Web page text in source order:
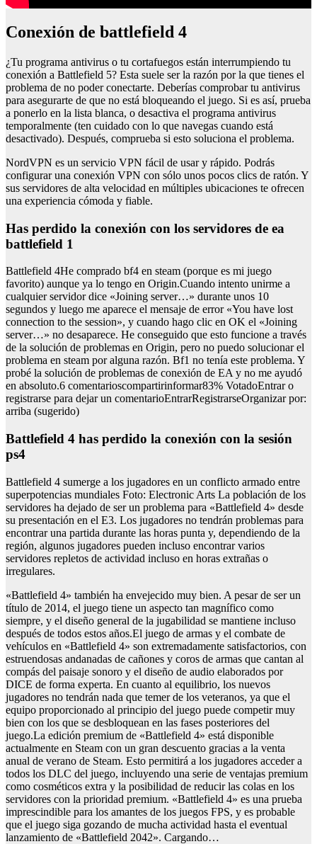
conexión de battlefield 4
¿Tu programa antivirus o tu cortafuegos están interrumpiendo tu
conexión a Battlefield 5? Esta suele ser la razón por la que tienes el
problema de no poder conectarte. Deberías comprobar tu antivirus
para asegurarte de que no está bloqueando el juego. Si es así, prueba
a ponerlo en la lista blanca, o desactiva el programa antivirus
temporalmente (ten cuidado con lo que navegas cuando está
desactivado). Después, comprueba si esto soluciona el problema.
NordVPN es un servicio VPN fácil de usar y rápido. Podrás
configurar una conexión VPN con sólo unos pocos clics de ratón. Y
sus servidores de alta velocidad en múltiples ubicaciones te ofrecen
una experiencia cómoda y fiable.
has perdido la conexión con los servidores de ea
battlefield 1
Battlefield 4He comprado bf4 en steam (porque es mi juego
favorito) aunque ya lo tengo en Origin.Cuando intento unirme a
cualquier servidor dice «Joining server…» durante unos 10
segundos y luego me aparece el mensaje de error «You have lost
connection to the session», y cuando hago clic en OK el «Joining
server…» no desaparece. He conseguido que esto funcione a través
de la solución de problemas en Origin, pero no puedo solucionar el
problema en steam por alguna razón. Bf1 no tenía este problema. Y
probé la solución de problemas de conexión de EA y no me ayudó
en absoluto.6 comentarioscompartirinformar83% VotadoEntrar o
registrarse para dejar un comentarioEntrarRegistrarseOrganizar por:
arriba (sugerido)
battlefield 4 has perdido la conexión con la sesión
ps4
Battlefield 4 sumerge a los jugadores en un conflicto armado entre
superpotencias mundiales Foto: Electronic Arts La población de los
servidores ha dejado de ser un problema para «Battlefield 4» desde
su presentación en el E3. Los jugadores no tendrán problemas para
encontrar una partida durante las horas punta y, dependiendo de la
región, algunos jugadores pueden incluso encontrar varios
servidores repletos de actividad incluso en horas extrañas o
irregulares.
«Battlefield 4» también ha envejecido muy bien. A pesar de ser un
título de 2014, el juego tiene un aspecto tan magnífico como
siempre, y el diseño general de la jugabilidad se mantiene incluso
después de todos estos años.El juego de armas y el combate de
vehículos en «Battlefield 4» son extremadamente satisfactorios, con
estruendosas andanadas de cañones y coros de armas que cantan al
compás del paisaje sonoro y el diseño de audio elaborados por
DICE de forma experta. En cuanto al equilibrio, los nuevos
jugadores no tendrán nada que temer de los veteranos, ya que el
equipo proporcionado al principio del juego puede competir muy
bien con los que se desbloquean en las fases posteriores del
juego.La edición premium de «Battlefield 4» está disponible
actualmente en Steam con un gran descuento gracias a la venta
anual de verano de Steam. Esto permitirá a los jugadores acceder a
todos los DLC del juego, incluyendo una serie de ventajas premium
como cosméticos extra y la posibilidad de reducir las colas en los
servidores con la prioridad premium. «Battlefield 4» es una prueba
imprescindible para los amantes de los juegos FPS, y es probable
que el juego siga gozando de mucha actividad hasta el eventual
lanzamiento de «Battlefield 2042». Cargando…